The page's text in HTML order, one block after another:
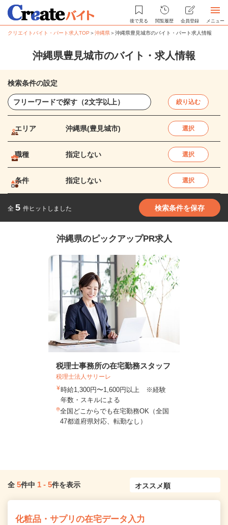
後で見る 閲覧履歴 会員登録 メニュー
クリエイトバイト・パート求人TOP ＞沖縄県＞沖縄県豊見城市のバイト・パート求人情報
沖縄県豊見城市のバイト・求人情報
検索条件の設定
絞り込む
エリア 沖縄県(豊見城市) 選択
職種 指定しない 選択
条件 指定しない 選択
全 5 件ヒットしました 検索条件を保存
沖縄県のピックアップPR求人
税理士事務所の在宅勤務スタッフ
税理士法人サリーレ
時給1,300円〜1,600円以上 ※経験
年数・スキルによる
全国どこからでも在宅勤務OK（全国
47都道府県対応、転勤なし）
全 5件中 1 - 5件を表示
化粧品・サプリの在宅データ入力